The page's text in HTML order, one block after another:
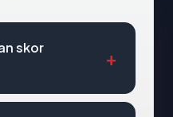
skor